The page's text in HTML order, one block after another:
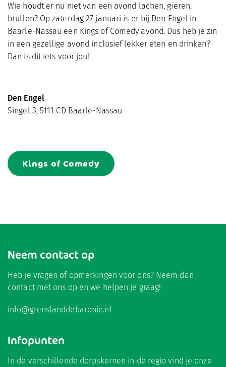
Wie houdt er nu niet van een avond lachen, gieren,
brullen? Op zaterdag 27 januari is er bij Den Engel in
Baarle-Nassau een Kings of Comedy avond. Dus heb je zin
in een gezellige avond inclusief lekker eten en drinken?
Dan is dit iets voor jou!
Den Engel
Singel 3, 5111 CD Baarle-Nassau
Kings of Comedy
Neem contact op
Heb je vragen of opmerkingen voor ons? Neem dan
contact met ons op en we helpen je graag!
info@grenslanddebaronie.nl
Infopunten
In de verschillende dorpskernen in de regio vind je onze